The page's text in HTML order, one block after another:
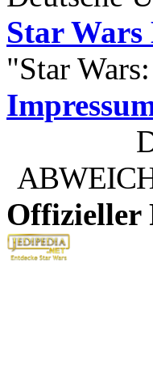
Star
"Star
Offizieller